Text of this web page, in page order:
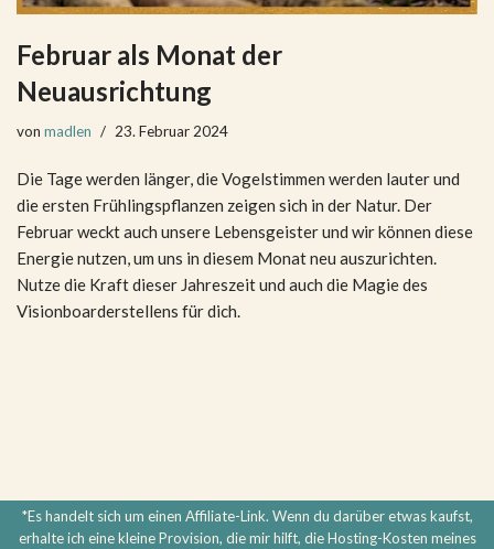
Februar als Monat der
Neuausrichtung
von madlen 23. Februar 2024
Die Tage werden länger, die Vogelstimmen werden lauter und
die ersten Frühlingspflanzen zeigen sich in der Natur. Der
Februar weckt auch unsere Lebensgeister und wir können diese
Energie nutzen, um uns in diesem Monat neu auszurichten.
Nutze die Kraft dieser Jahreszeit und auch die Magie des
Visionboarderstellens für dich.
*Es handelt sich um einen Affiliate-Link. Wenn du darüber etwas kaufst,
erhalte ich eine kleine Provision, die mir hilft, die Hosting-Kosten meines